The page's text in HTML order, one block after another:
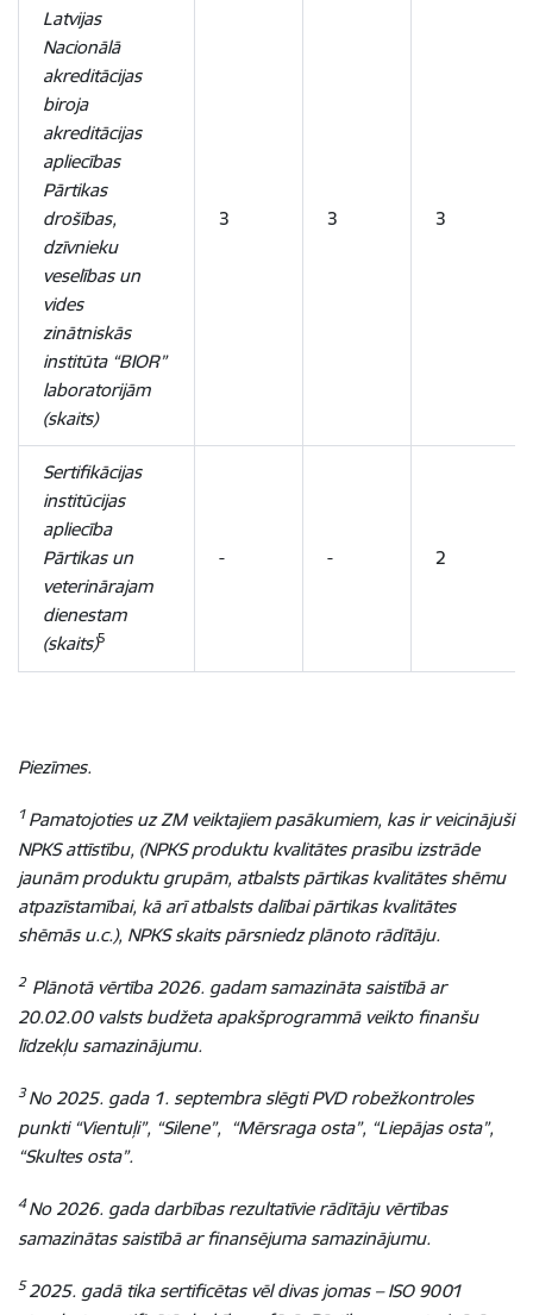
Latvijas
Nacionālā
akreditācijas
biroja
akreditācijas
apliecības
Pārtikas
drošības,
dzīvnieku
veselības un
vides
zinātniskās
institūta “BIOR”
laboratorijām
(skaits)
3 3 3
Sertifikācijas
institūcijas
apliecība
Pārtikas un
veterinārajam
dienestam
(skaits)5
- - 2
Piezīmes.
1 Pamatojoties uz ZM veiktajiem pasākumiem, kas ir veicinājuši
NPKS attīstību, (NPKS produktu kvalitātes prasību izstrāde
jaunām produktu grupām, atbalsts pārtikas kvalitātes shēmu
atpazīstamībai, kā arī atbalsts dalībai pārtikas kvalitātes
shēmās u.c.), NPKS skaits pārsniedz plānoto rādītāju.
2 Plānotā vērtība 2026. gadam samazināta saistībā ar
20.02.00 valsts budžeta apakšprogrammā veikto finanšu
līdzekļu samazinājumu.
3No 2025. gada 1. septembra slēgti PVD robežkontroles
punkti “Vientuļi”, “Silene”, “Mērsraga osta”, “Liepājas osta”,
“Skultes osta”.
4No 2026. gada darbības rezultatīvie rādītāju vērtības
samazinātas saistībā ar finansējuma samazinājumu.
52025. gadā tika sertificētas vēl divas jomas – ISO 9001